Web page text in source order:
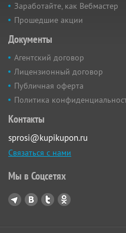
Заработайте, как Вебмастер
Прошедшие акции
Документы
Агентский договор
Лицензионный договор
Публичная оферта
Политика
Контакты
sprosi@kupikupon.ru
Связаться с нами
Мы в Соцсетях